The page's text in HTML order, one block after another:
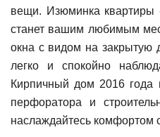
вещи. Изюминка
станет вашим любимым
окна с видом на закрытую
легко и спокойно
Кирпичный дом 2016 года
перфоратора и
наслаждайтесь комфортом